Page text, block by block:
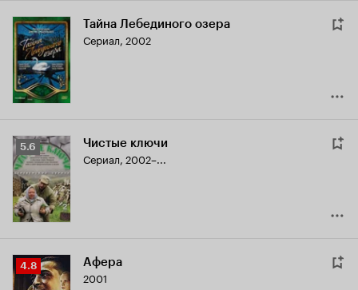
Тайна Лебединого озера
Сериал, 2002
Рейтинг
Кинопоиска
5.6
5.6 Чистые ключи
Сериал, 2002–...
Рейтинг
Кинопоиска
4.8 Афера
2001